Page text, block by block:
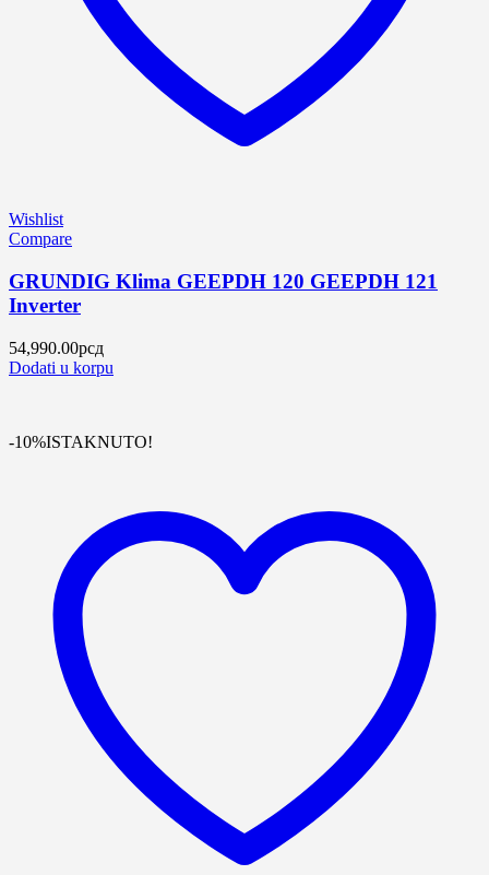
Wishlist
Compare
GRUNDIG Klima GEEPDH 120 GEEPDH 121
Inverter
54,990.00рсд
Dodati u korpu
-10%ISTAKNUTO!